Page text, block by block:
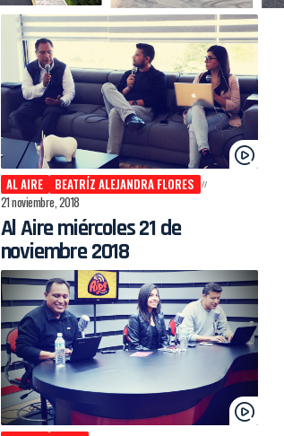
AL AIRE
BEATRÍZ ALEJANDRA FLORES
21 noviembre, 2018
Al Aire miércoles 21 de
noviembre 2018